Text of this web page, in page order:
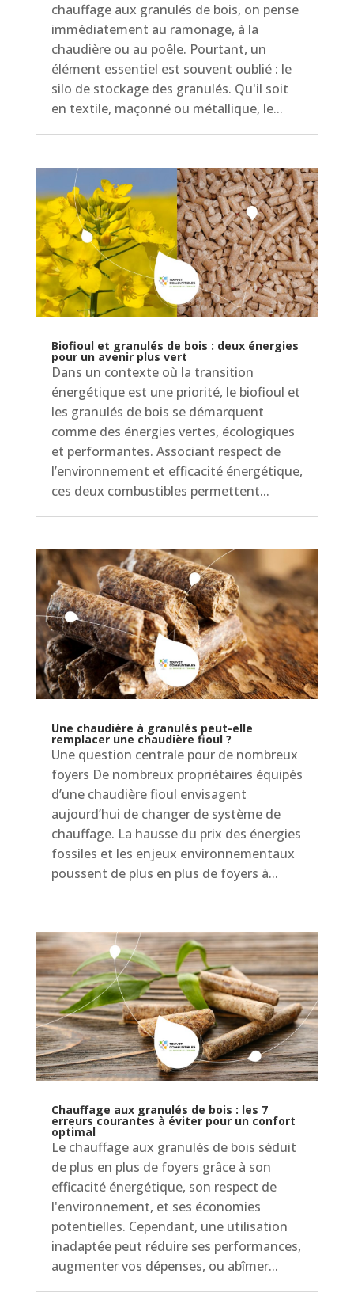
chauffage aux granulés de bois, on pense
immédiatement au ramonage, à la
chaudière ou au poêle. Pourtant, un
élément essentiel est souvent oublié : le
silo de stockage des granulés. Qu'il soit
en textile, maçonné ou métallique, le...
Biofioul et granulés de bois : deux énergies
pour un avenir plus vert
Dans un contexte où la transition
énergétique est une priorité, le biofioul et
les granulés de bois se démarquent
comme des énergies vertes, écologiques
et performantes. Associant respect de
l’environnement et efficacité énergétique,
ces deux combustibles permettent...
Une chaudière à granulés peut-elle
remplacer une chaudière fioul ?
Une question centrale pour de nombreux
foyers De nombreux propriétaires équipés
d’une chaudière fioul envisagent
aujourd’hui de changer de système de
chauffage. La hausse du prix des énergies
fossiles et les enjeux environnementaux
poussent de plus en plus de foyers à...
Chauffage aux granulés de bois : les 7
erreurs courantes à éviter pour un confort
optimal
Le chauffage aux granulés de bois séduit
de plus en plus de foyers grâce à son
efficacité énergétique, son respect de
l'environnement, et ses économies
potentielles. Cependant, une utilisation
inadaptée peut réduire ses performances,
augmenter vos dépenses, ou abîmer...